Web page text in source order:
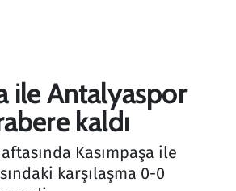
ile Antalyaspor
kaldı
Kasımpaşa ile
karşılaşma 0-0